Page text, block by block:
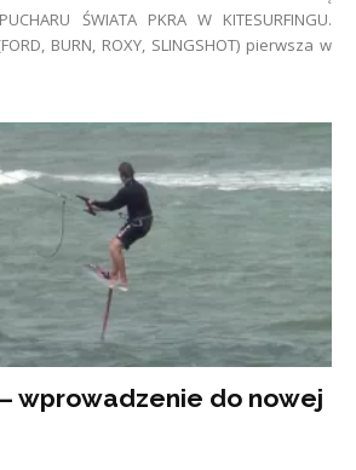
ŚWIATA PKRA W KITESURFINGU.
BURN, ROXY, SLINGSHOT) pierwsza w
wprowadzenie do nowej